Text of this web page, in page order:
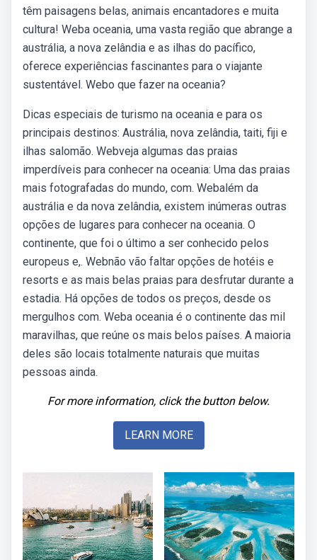
têm paisagens belas, animais encantadores e muita
cultura! Weba oceania, uma vasta região que abrange a
austrália, a nova zelândia e as ilhas do pacífico,
oferece experiências fascinantes para o viajante
sustentável. Webo que fazer na oceania?
Dicas especiais de turismo na oceania e para os
principais destinos: Austrália, nova zelândia, taiti, fiji e
ilhas salomão. Webveja algumas das praias
imperdíveis para conhecer na oceania: Uma das praias
mais fotografadas do mundo, com. Webalém da
austrália e da nova zelândia, existem inúmeras outras
opções de lugares para conhecer na oceania. O
continente, que foi o último a ser conhecido pelos
europeus e,. Webnão vão faltar opções de hotéis e
resorts e as mais belas praias para desfrutar durante a
estadia. Há opções de todos os preços, desde os
mergulhos com. Weba oceania é o continente das mil
maravilhas, que reúne os mais belos países. A maioria
deles são locais totalmente naturais que muitas
pessoas ainda.
For more information, click the button below.
LEARN MORE